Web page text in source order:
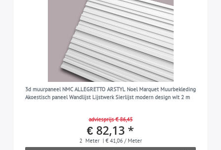
3d muurpaneel NMC ALLEGRETTO ARSTYL Noel Marquet Muurbekleding
Akoestisch paneel Wandlijst Lijstwerk Sierlijst modern design wit 2 m
adviesprijs € 86,45
€ 82,13 *
2 Meter | € 41,06 / Meter